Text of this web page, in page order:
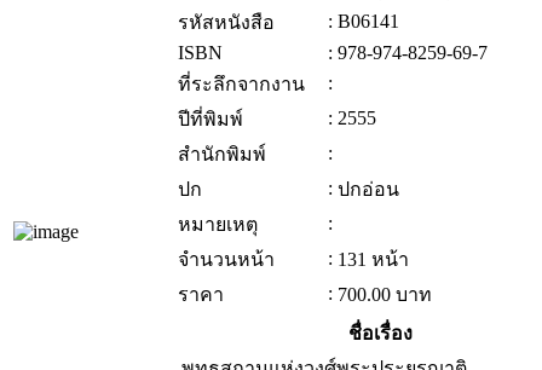
รหัสหนังสือ
: B06141
ISBN
: 978-974-8259-69-7
ที่ระลึกจากงาน
:
ปีที่พิมพ์
: 2555
สำนักพิมพ์
:
ปก
: ปกอ่อน
หมายเหตุ
:
จำนวนหน้า
: 131 หน้า
ราคา
: 700.00 บาท
ชื่อเรื่อง